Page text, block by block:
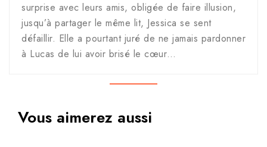
surprise avec leurs amis, obligée de faire illusion,
jusqu’à partager le même lit, Jessica se sent
défaillir. Elle a pourtant juré de ne jamais pardonner
à Lucas de lui avoir brisé le cœur…
Vous aimerez aussi